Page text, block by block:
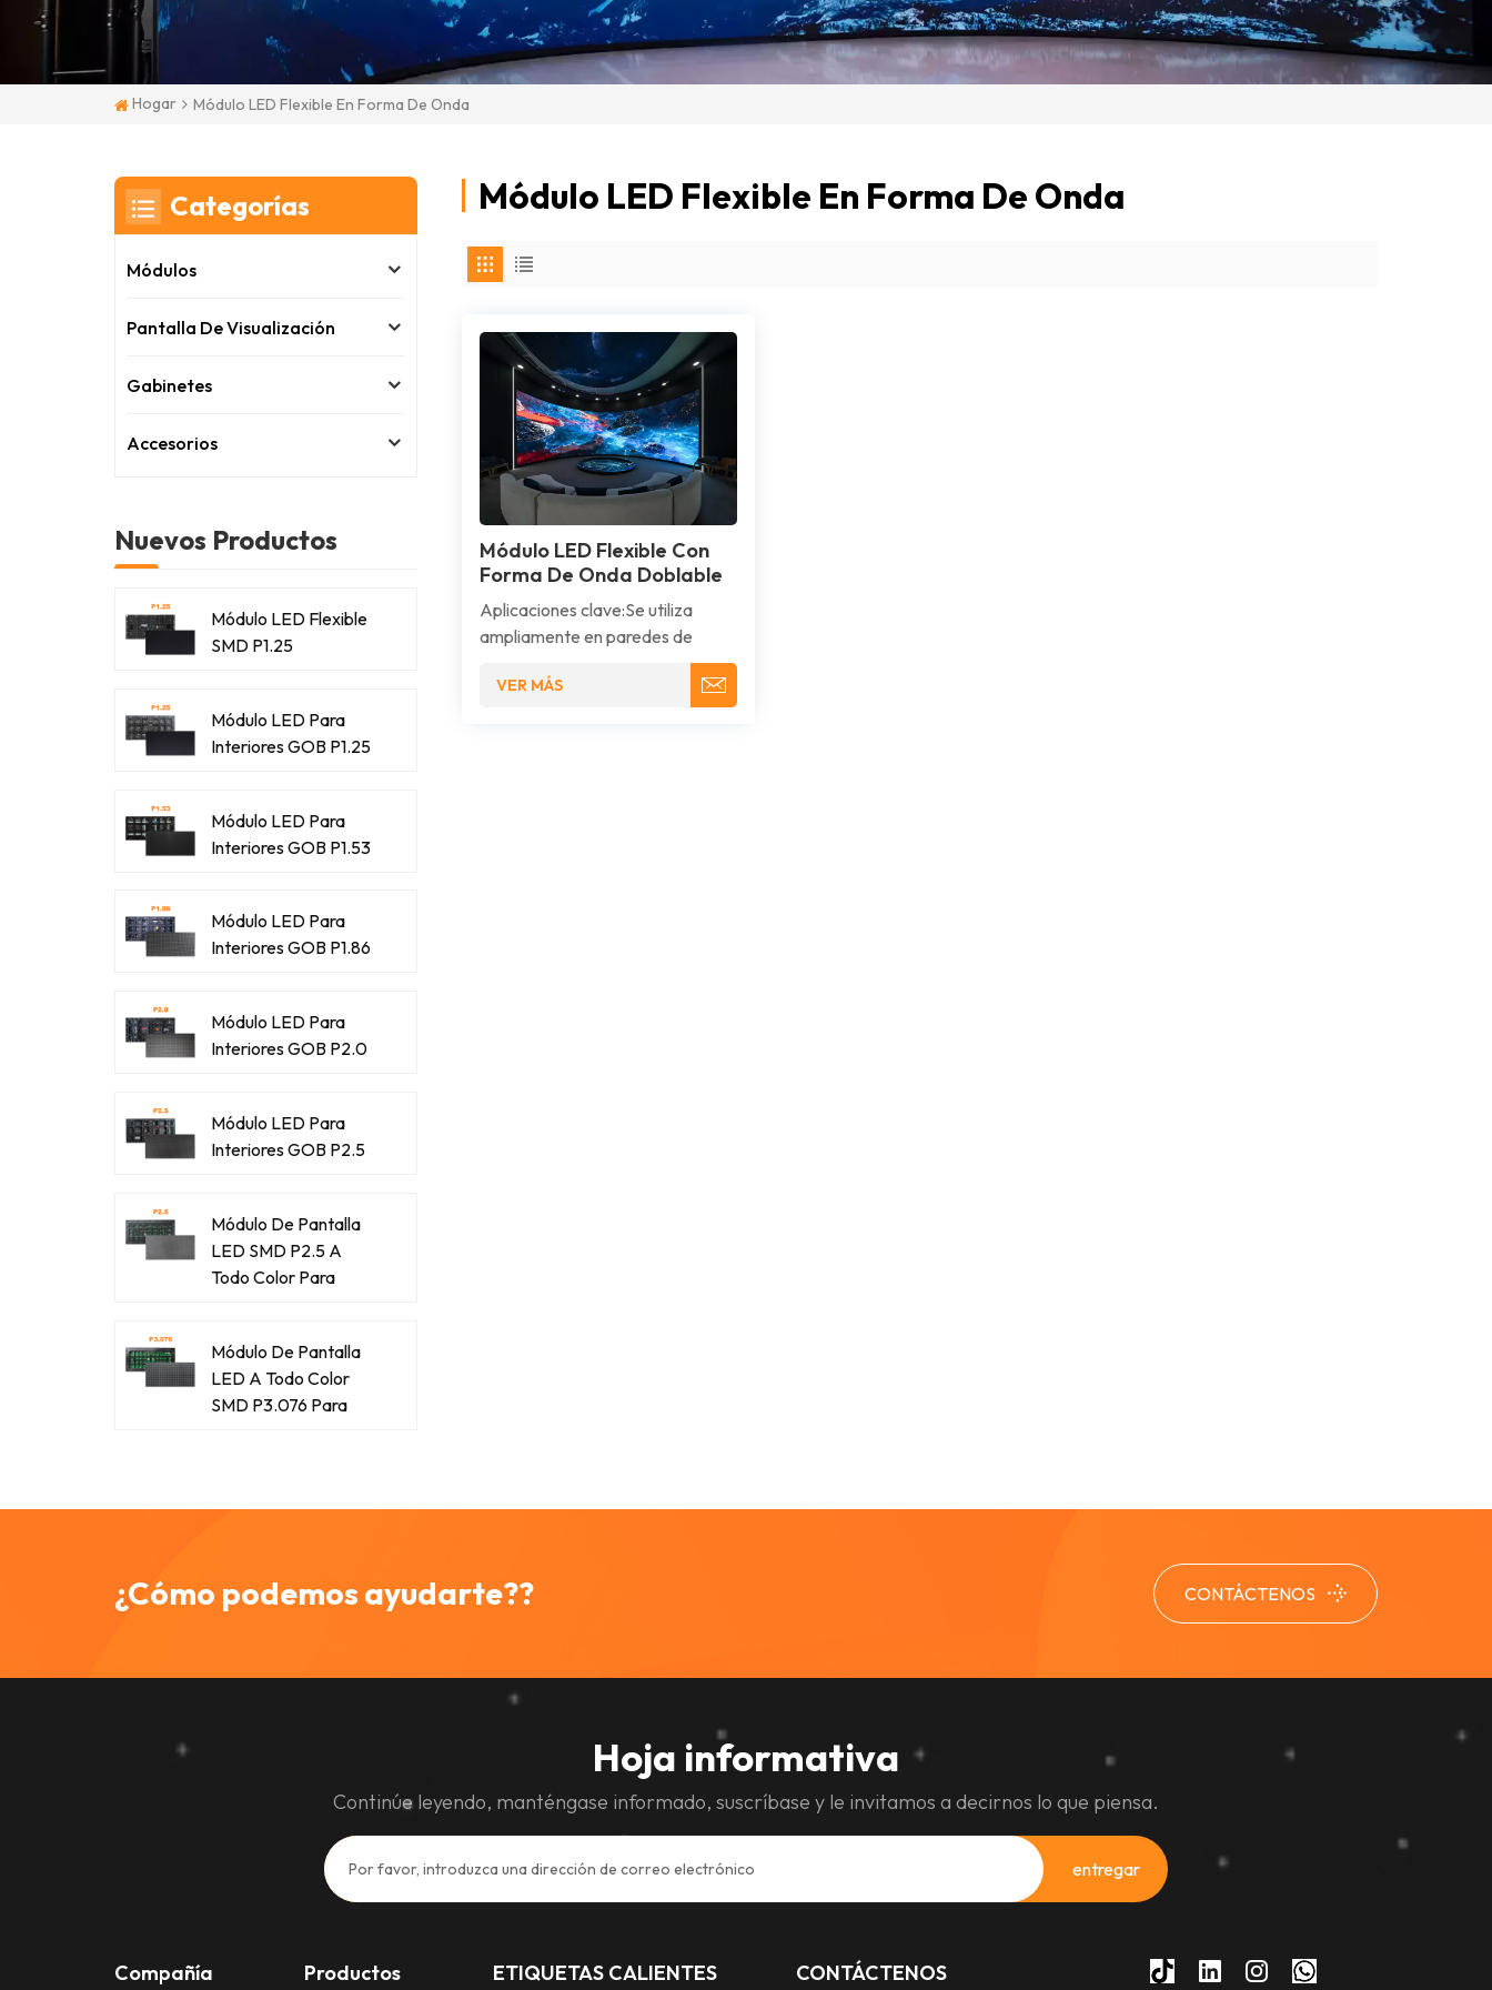
Hogar Módulo LED Flexible En Forma De Onda
Módulo LED Flexible En Forma De Onda
Módulo LED Flexible Con
Forma De Onda Doblable
Aplicaciones clave:Se utiliza
ampliamente en paredes de
video curvas y con forma de
onda.Entornos inmersivos
VER MÁS
Categorías
Módulos
Pantalla De Visualización
Gabinetes
Accesorios
Nuevos Productos
Módulo LED Flexible
SMD P1.25
Módulo LED Para
Interiores GOB P1.25
Módulo LED Para
Interiores GOB P1.53
Módulo LED Para
Interiores GOB P1.86
Módulo LED Para
Interiores GOB P2.0
Módulo LED Para
Interiores GOB P2.5
Módulo De Pantalla
LED SMD P2.5 A
Todo Color Para
Módulo De Pantalla
LED A Todo Color
SMD P3.076 Para
¿Cómo podemos ayudarte?? CONTÁCTENOS
Hoja informativa
Continúe leyendo, manténgase informado, suscríbase y le invitamos a decirnos lo que piensa.
Compañía Productos ETIQUETAS CALIENTES CONTÁCTENOS